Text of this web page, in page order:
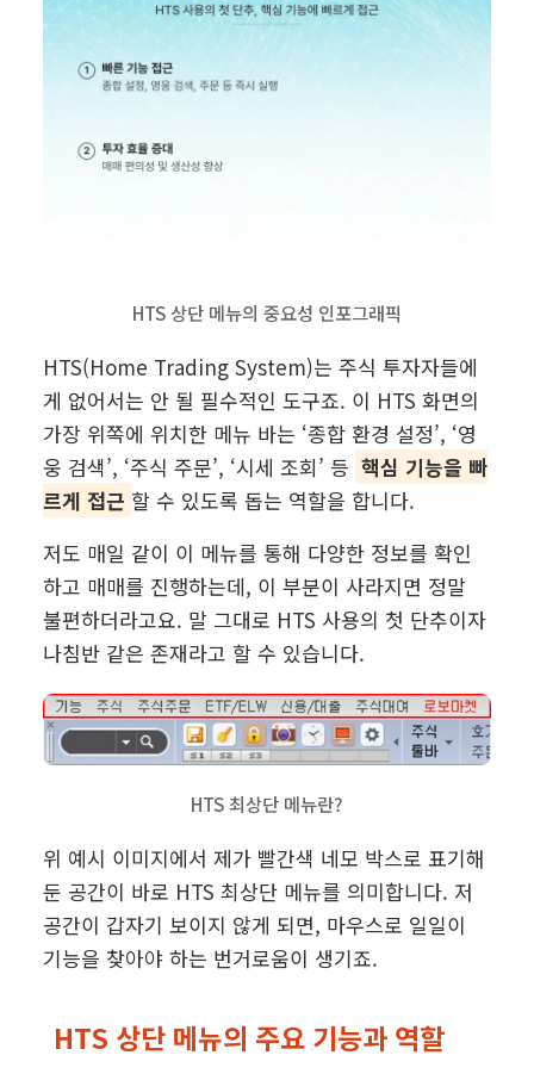
HTS 상단 메뉴의 중요성 인포그래픽
HTS(Home Trading System)는 주식 투자자들에
게 없어서는 안 될 필수적인 도구죠. 이 HTS 화면의
가장 위쪽에 위치한 메뉴 바는 ‘종합 환경 설정’, ‘영
웅 검색’, ‘주식 주문’, ‘시세 조회’ 등 핵심 기능을 빠
르게 접근 할 수 있도록 돕는 역할을 합니다.
저도 매일 같이 이 메뉴를 통해 다양한 정보를 확인
하고 매매를 진행하는데, 이 부분이 사라지면 정말
불편하더라고요. 말 그대로 HTS 사용의 첫 단추이자
나침반 같은 존재라고 할 수 있습니다.
HTS 최상단 메뉴란?
위 예시 이미지에서 제가 빨간색 네모 박스로 표기해
둔 공간이 바로 HTS 최상단 메뉴를 의미합니다. 저
공간이 갑자기 보이지 않게 되면, 마우스로 일일이
기능을 찾아야 하는 번거로움이 생기죠.
HTS 상단 메뉴의 주요 기능과 역할